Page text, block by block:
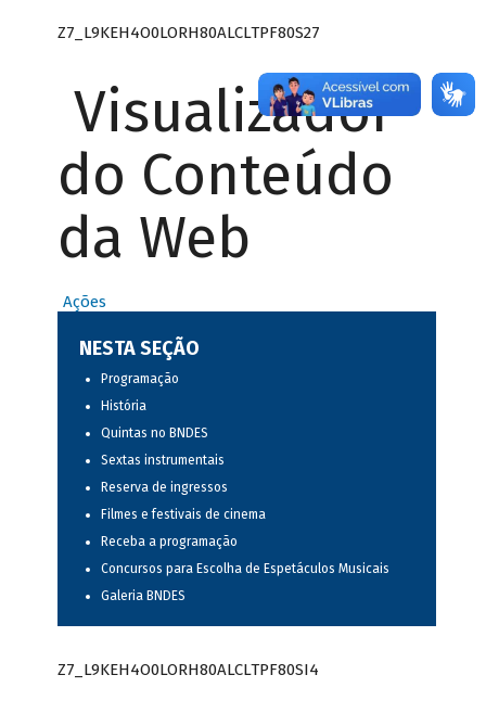
Z7_L9KEH4O0LORH80ALCLTPF80S27
Visualizador
do Conteúdo
da Web
Ações
NESTA SEÇÃO
Programação
História
Quintas no BNDES
Sextas instrumentais
Reserva de ingressos
Filmes e festivais de cinema
Receba a programação
Concursos para Escolha de Espetáculos Musicais
Galeria BNDES
Z7_L9KEH4O0LORH80ALCLTPF80SI4